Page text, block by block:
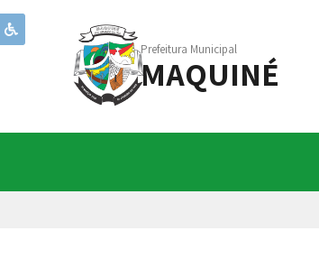
Prefeitura Municipal
MAQUINÉ